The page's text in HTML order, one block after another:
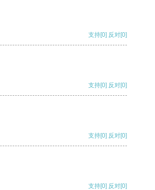
支持[0] 反对[0]
支持[0] 反对[0]
支持[0] 反对[0]
支持[0] 反对[0]